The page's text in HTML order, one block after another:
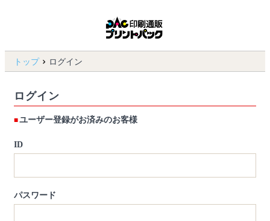
トップ ログイン
ログイン
ユーザー登録がお済みのお客様
ID
パスワード